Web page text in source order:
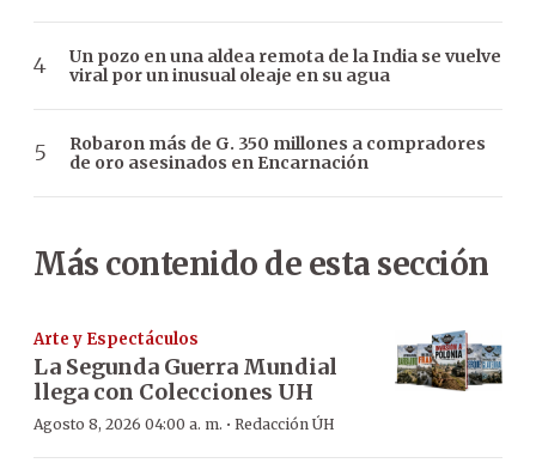
Un pozo en una aldea remota de la India se vuelve
viral por un inusual oleaje en su agua
Robaron más de G. 350 millones a compradores
de oro asesinados en Encarnación
Más contenido de esta sección
Arte y Espectáculos
La Segunda Guerra Mundial
llega con Colecciones UH
Agosto 8, 2026 04:00 a. m. · Redacción ÚH